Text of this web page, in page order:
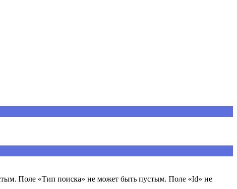
Поле «Тип поиска» не может быть пустым. Поле «Id» не